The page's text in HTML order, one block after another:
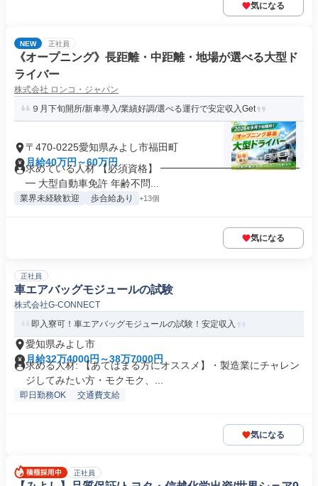
気になる
NEW 正社員
《オープニング》長距離・中距離・地場が選べる大型ド
ライバー
株式会社 ロンコ・ジャパン
９月下旬開所/新車導入/業績好調/選べる運行で安定収入Get
〒470-0225愛知県みよし市福田町
月給40万円～60万円
求めている人材 【必須資格】 ━━━━━━━━━━━━━━
━ 大型自動車免許 年齢不問...
業界未経験歓迎 歩合給あり +13個
気になる
正社員
車エアバッグモジュールの試験
株式会社G‐CONNECT
即入寮可！車エアバッグモジュールの試験！安定収入
愛知県みよし市
月給32万4000円～38万7000円
求める人材: 【あてはまる方にオススメ】・製造業にチャレン
ジしてみたい方・モクモク、...
即日勤務OK 交通費支給
気になる
正社員